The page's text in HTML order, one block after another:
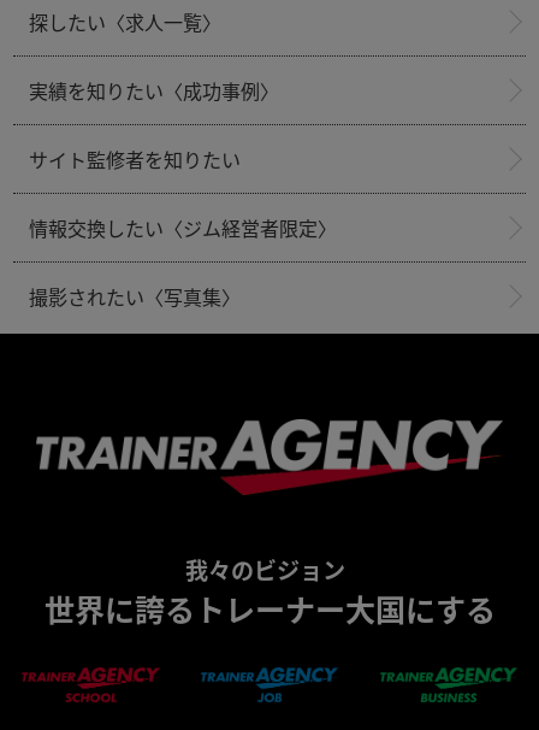
探したい〈求人一覧〉
実績を知りたい〈成功事例〉
サイト監修者を知りたい
情報交換したい〈ジム経営者限定〉
撮影されたい〈写真集〉
我々のビジョン
世界に誇るトレーナー大国にする